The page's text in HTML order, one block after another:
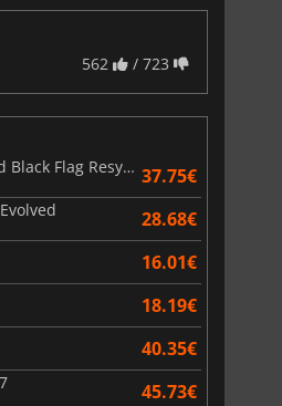
562 / 723
Assassin's Creed Black Flag Resynced 37.75€
28.68€
16.01€
18.19€
40.35€
45.73€